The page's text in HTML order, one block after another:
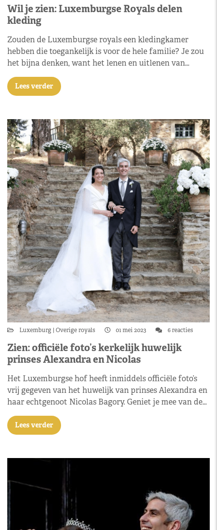
Wil je zien: Luxemburgse Royals delen
kleding
Zouden de Luxemburgse royals een kledingkamer
hebben die toegankelijk is voor de hele familie? Je zou
het bijna denken, want het lenen en uitlenen van…
Lees verder
Luxemburg Overige royals 01 mei 2023 6 reacties
Zien: officiële foto’s kerkelijk huwelijk
prinses Alexandra en Nicolas
Het Luxemburgse hof heeft inmiddels officiële foto’s
vrij gegeven van het huwelijk van prinses Alexandra en
haar echtgenoot Nicolas Bagory. Geniet je mee van de…
Lees verder